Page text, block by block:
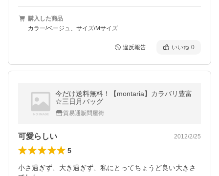
購入した商品
カラー/ベージュ、サイズ/Mサイズ
違反報告 いいね 0
今だけ送料無料！【montaria】カラバリ豊富
☆三日月バッグ
貿易通販問屋街
可愛らしい 2012/2/25
5
小さ過ぎず、大き過ぎず、私にとってちょうど良い大きさ